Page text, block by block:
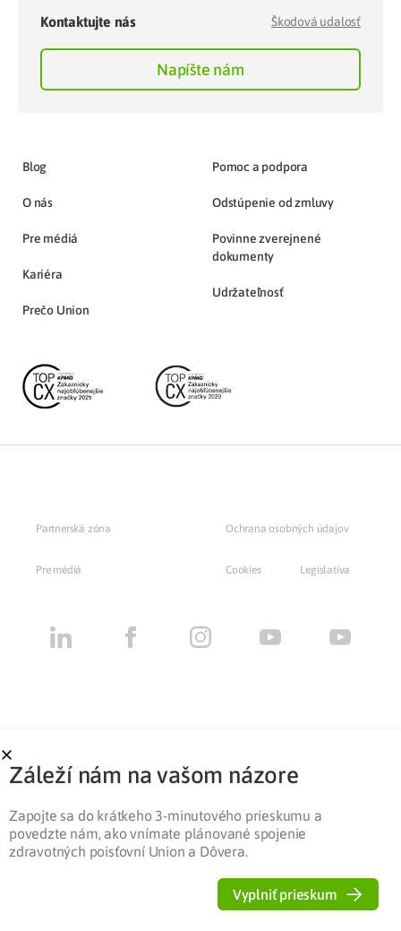
Kontaktujte nás Škodová udalosť
Napíšte nám
Blog
O nás
Pre médiá
Kariéra
Prečo Union
Pomoc a podpora
Odstúpenie od zmluvy
Povinne zverejnené
dokumenty
Udržateľnosť
Partnerská zóna
Pre médiá
Ochrana osobných údajov
Cookies Legislatíva
Záleží nám na vašom názore
Zapojte sa do krátkeho 3-minutového prieskumu a
povedzte nám, ako vnímate plánované spojenie
zdravotných poisťovní Union a Dôvera.
Vyplniť prieskum